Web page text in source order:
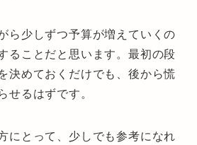
ら少しずつ予算が増えていくの
ることだと思います。最初の段
決めておくだけでも、後から慌
せるはずです。
にとって、少しでも参考になれ